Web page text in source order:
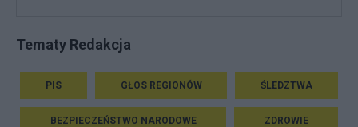
Tematy Redakcja
PIS GŁOS REGIONÓW ŚLEDZTWA
BEZPIECZEŃSTWO NARODOWE ZDROWIE